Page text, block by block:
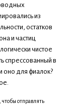
из
остатков
и частиц
чистое
спрессованный в
оно для фиалок?
, чтобы отправлять